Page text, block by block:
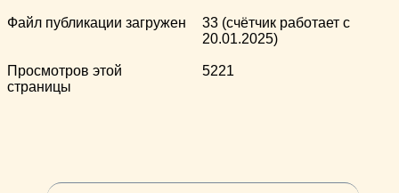
Файл публикации загружен
33 (счётчик работает с
20.01.2025)
Просмотров этой
страницы
5221